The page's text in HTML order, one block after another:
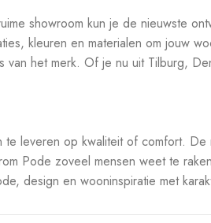
showroom kun je de nieuwste
kleuren en materialen om jouw
het merk. Of je nu uit Tilburg,
leveren op kwaliteit of comfort.
Pode zoveel mensen weet te
design en wooninspiratie met